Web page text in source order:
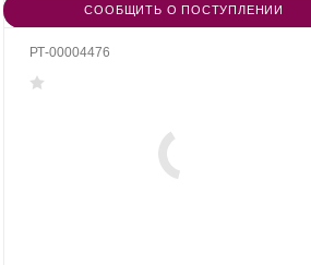
СООБЩИТЬ О ПОСТУПЛЕНИИ
РТ-00004476